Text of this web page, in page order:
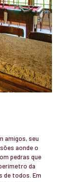
amigos, seu
aonde o
pedras que
da
de todos. Em